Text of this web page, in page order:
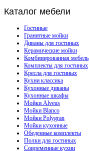
Каталог мебели
Гостиные
Гранитные мойки
Диваны для гостиных
Керамические мойки
Комбинированная мебель
Комплекты для гостиных
Кресла для гостиных
Кухни классика
Кухонные диваны
Кухонные шкафы
Мойки Alveus
Мойки Blanco
Мойки Polygran
Мойки кухонные
Обеденные комплекты
Полки для гостиных
Современные кухни